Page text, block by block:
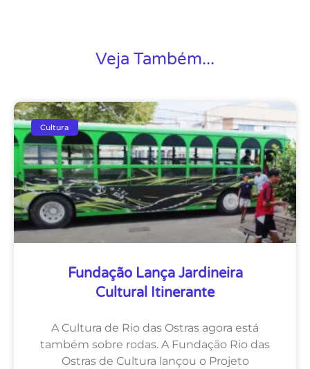
Veja Também...
Cultura
Fundação Lança Jardineira
Cultural Itinerante
A Cultura de Rio das Ostras agora está
também sobre rodas. A Fundação Rio das
Ostras de Cultura lançou o Projeto